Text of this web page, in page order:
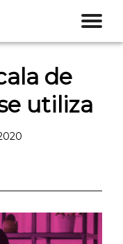
de
utiliza